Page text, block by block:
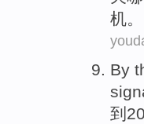
机。
By
到